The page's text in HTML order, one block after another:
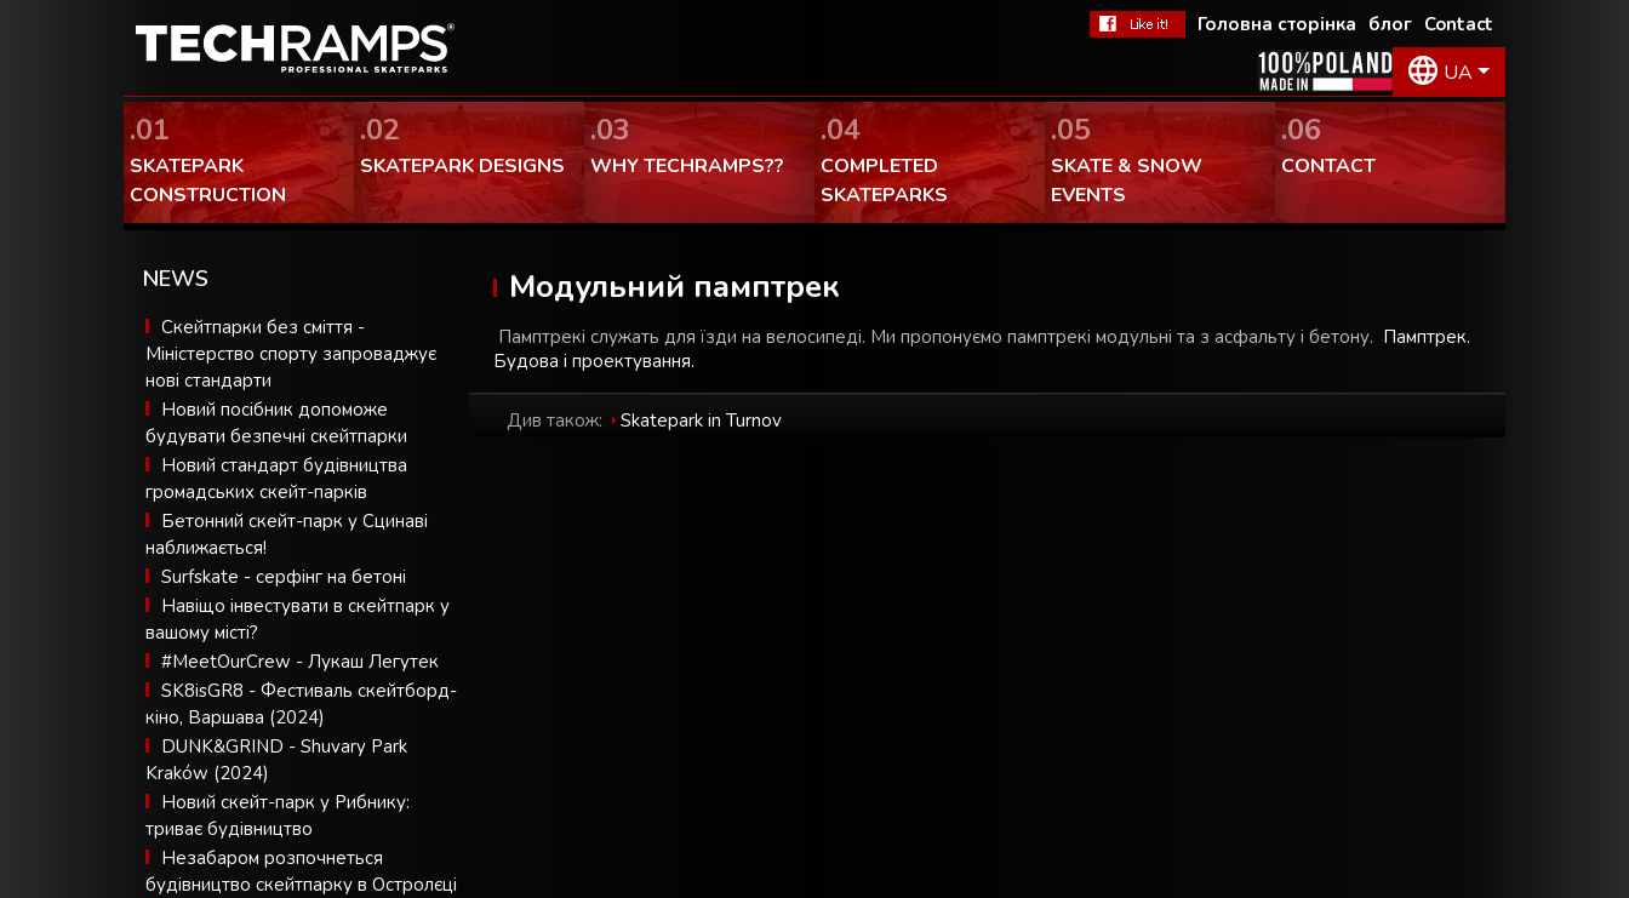
Contact
блог
Головна сторінка
UA
.01
SKATEPARK
CONSTRUCTION
.02
SKATEPARK DESIGNS
.03
WHY TECHRAMPS??
.04
COMPLETED
SKATEPARKS
.05
SKATE & SNOW
EVENTS
.06
CONTACT
NEWS
Скейтпарки без сміття -
Міністерство спорту запроваджує
нові стандарти
Новий посібник допоможе
будувати безпечні скейтпарки
Новий стандарт будівництва
громадських скейт-парків
Бетонний скейт-парк у Сцинаві
наближається!
Surfskate - серфінг на бетоні
Навіщо інвестувати в скейтпарк у
вашому місті?
#MeetOurCrew - Лукаш Легутек
SK8isGR8 - Фестиваль скейтборд-
кіно, Варшава (2024)
DUNK&GRIND - Shuvary Park
Kraków (2024)
Новий скейт-парк у Рибнику:
триває будівництво
Незабаром розпочнеться
будівництво скейтпарку в Остролєці
Модульний памптрек
Памптрекі служать для їзди на велосипеді. Mи пропонуємо памптрекі модульні та з асфальту i бетону. Памптрек.
Будова і проектування.
Див також: Skatepark in Turnov